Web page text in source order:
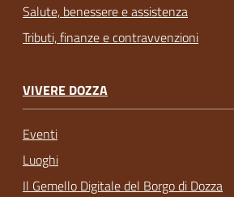
Salute, benessere e assistenza
Tributi, finanze e contravvenzioni
VIVERE DOZZA
Eventi
Luoghi
Il Gemello Digitale del Borgo di Dozza